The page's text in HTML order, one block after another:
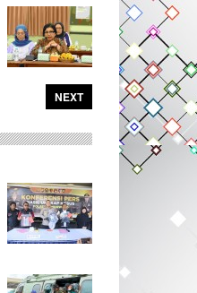
NEXT